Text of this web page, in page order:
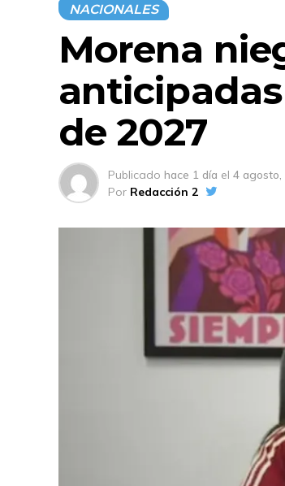
NACIONALES
Morena
de 2027
Publicado hace 1 día el 4 agosto,
Por Redacción 2